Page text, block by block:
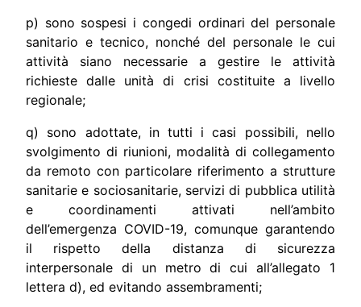
p) sono sospesi i congedi ordinari del personale
sanitario e tecnico, nonché del personale le cui
attività siano necessarie a gestire le attività
richieste dalle unità di crisi costituite a livello
regionale;
q) sono adottate, in tutti i casi possibili, nello
svolgimento di riunioni, modalità di collegamento
da remoto con particolare riferimento a strutture
sanitarie e sociosanitarie, servizi di pubblica utilità
e coordinamenti attivati nell’ambito
dell’emergenza COVID-19, comunque garantendo
il rispetto della distanza di sicurezza
interpersonale di un metro di cui all’allegato 1
lettera d), ed evitando assembramenti;